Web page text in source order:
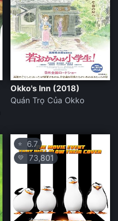
Okko's Inn (2018)
Quán Trọ Của Okko
⭐ 6.7
💛 73,801